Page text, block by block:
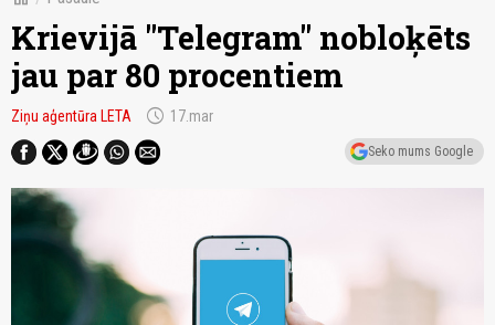
Krievijā "Telegram" nobloķēts
jau par 80 procentiem
Ziņu aģentūra LETA schedule 17.mar
Seko mums Google